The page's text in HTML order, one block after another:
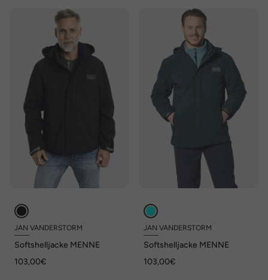
JAN VANDERSTORM
Softshelljacke MENNE
103,00€
JAN VANDERSTORM
Softshelljacke MENNE
103,00€